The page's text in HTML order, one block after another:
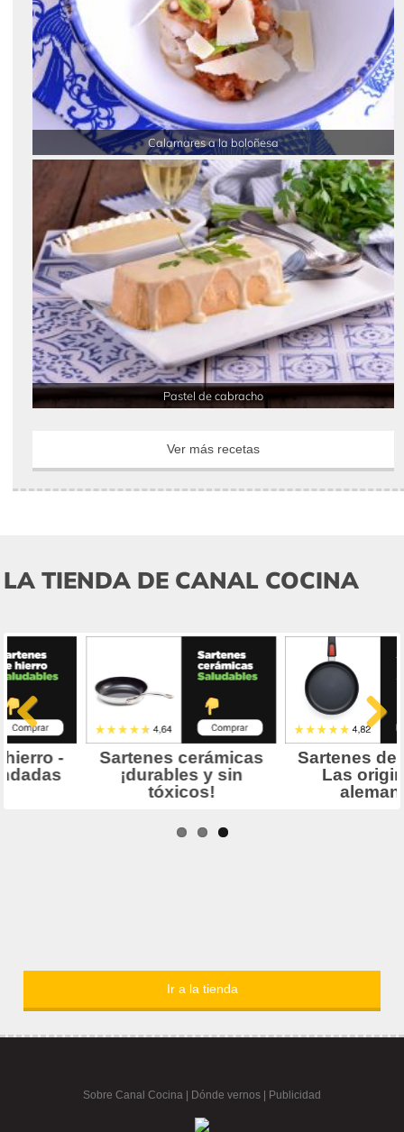
Calamares a la boloñesa
Pastel de cabracho
Ver más recetas
LA TIENDA DE CANAL COCINA
Ir a la tienda
Sobre Canal Cocina Dónde vernos | Publicidad